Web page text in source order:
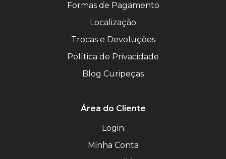
Formas de Pagamento
Localização
Trocas e Devoluções
Política de Privacidade
Blog Curipeças
Área do Cliente
Login
Minha Conta